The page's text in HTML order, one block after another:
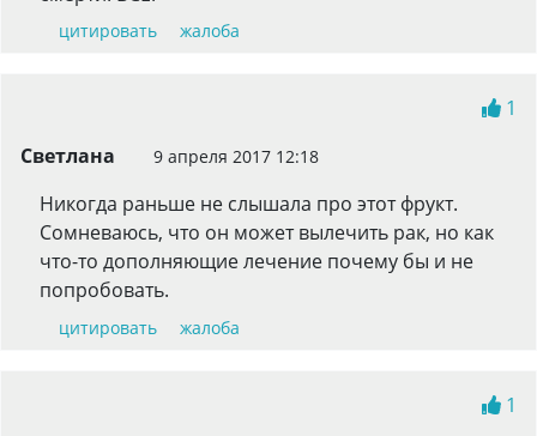
цитировать жалоба
1
Светлана
9 апреля 2017 12:18
Никогда раньше не слышала про этот фрукт.
Сомневаюсь, что он может вылечить рак, но как
что-то дополняющие лечение почему бы и не
попробовать.
цитировать жалоба
1